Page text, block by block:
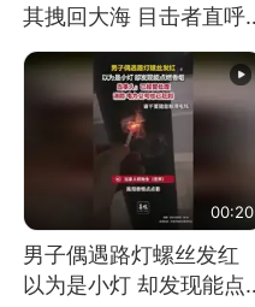
其拽回大海 目击者直呼
震惊 （视频来源：参考
消息）
00:20
男子偶遇路灯螺丝发红
以为是小灯 却发现能点